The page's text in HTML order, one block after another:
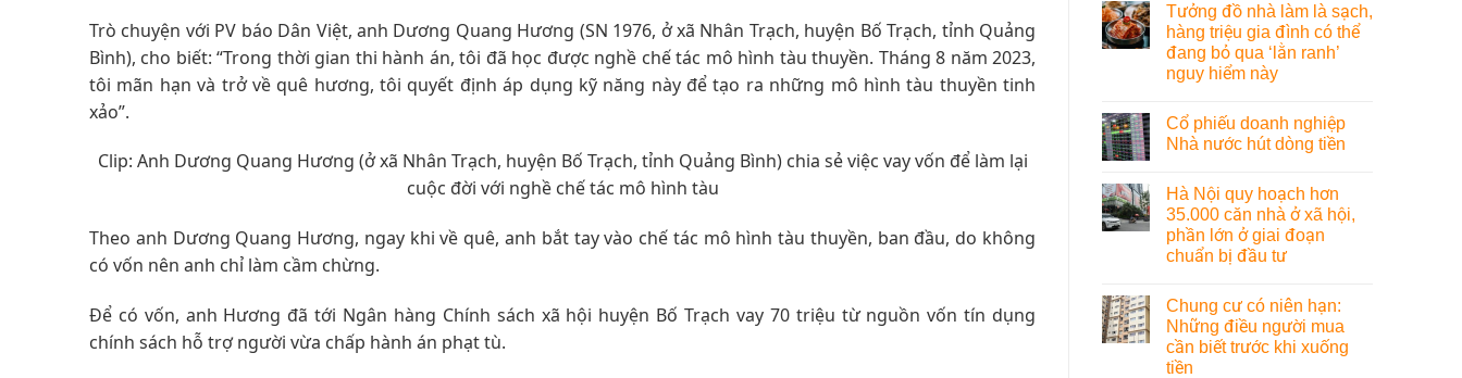
Trò chuyện với PV báo Dân Việt, anh Dương Quang Hương (SN 1976, ở xã Nhân Trạch, huyện Bố Trạch, tỉnh Quảng
Bình), cho biết: “Trong thời gian thi hành án, tôi đã học được nghề chế tác mô hình tàu thuyền. Tháng 8 năm 2023,
tôi mãn hạn và trở về quê hương, tôi quyết định áp dụng kỹ năng này để tạo ra những mô hình tàu thuyền tinh
xảo”.
Clip: Anh Dương Quang Hương (ở xã Nhân Trạch, huyện Bố Trạch, tỉnh Quảng Bình) chia sẻ việc vay vốn để làm lại
cuộc đời với nghề chế tác mô hình tàu
Theo anh Dương Quang Hương, ngay khi về quê, anh bắt tay vào chế tác mô hình tàu thuyền, ban đầu, do không
có vốn nên anh chỉ làm cầm chừng.
Để có vốn, anh Hương đã tới Ngân hàng Chính sách xã hội huyện Bố Trạch vay 70 triệu từ nguồn vốn tín dụng
chính sách hỗ trợ người vừa chấp hành án phạt tù.
Tưởng đồ nhà làm là sạch,
hàng triệu gia đình có thể
đang bỏ qua ‘lằn ranh’
nguy hiểm này
Cổ phiếu doanh nghiệp
Nhà nước hút dòng tiền
Hà Nội quy hoạch hơn
35.000 căn nhà ở xã hội,
phần lớn ở giai đoạn
chuẩn bị đầu tư
Chung cư có niên hạn:
Những điều người mua
cần biết trước khi xuống
tiền